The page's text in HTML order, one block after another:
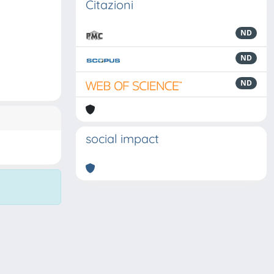
Citazioni
ND
ND
ND
social impact